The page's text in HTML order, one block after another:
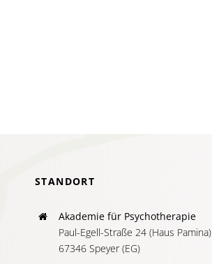
STANDORT
Akademie für Psychotherapie
Paul-Egell-Straße 24 (Haus Pamina)
67346 Speyer (EG)